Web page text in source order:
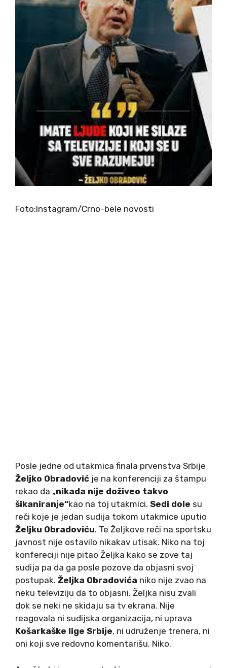
Foto:Instagram/Crno-bele novosti
Posle jedne od utakmica finala prvenstva Srbije
Željko Obradović je na konferenciji za štampu
rekao da „nikada nije doživeo takvo
šikaniranje“kao na toj utakmici. Sedi dole su
reči koje je jedan sudija tokom utakmice uputio
Željku Obradoviću. Te Željkove reči na sportsku
javnost nije ostavilo nikakav utisak. Niko na toj
konfereciji nije pitao Željka kako se zove taj
sudija pa da ga posle pozove da objasni svoj
postupak. Željka Obradovića niko nije zvao na
neku televiziju da to objasni. Željka nisu zvali
dok se neki ne skidaju sa tv ekrana. Nije
reagovala ni sudijska organizacija, ni uprava
Košarkaške lige Srbije, ni udruženje trenera, ni
oni koji sve redovno komentarišu. Niko.